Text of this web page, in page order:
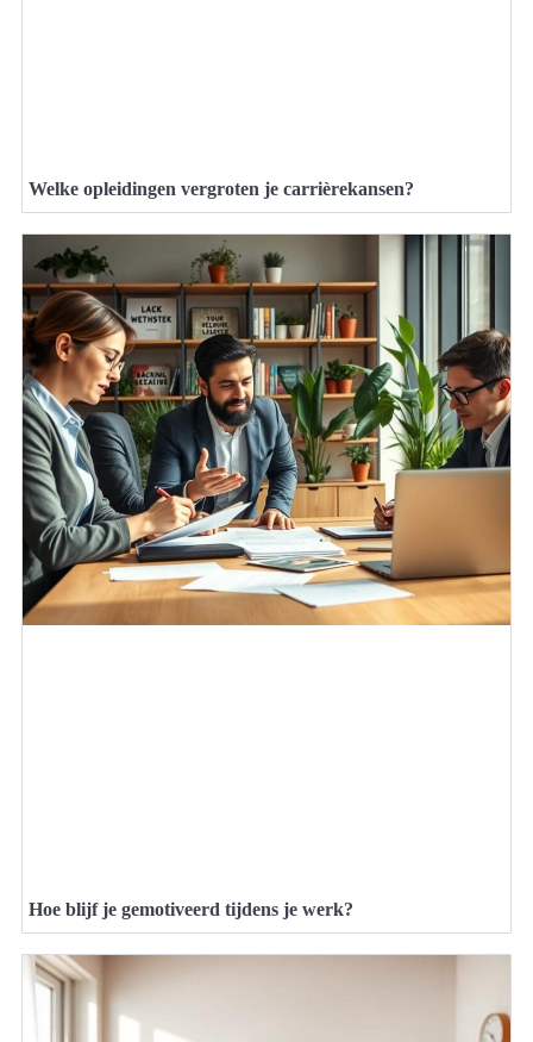
Welke opleidingen vergroten je carrièrekansen?
Hoe blijf je gemotiveerd tijdens je werk?